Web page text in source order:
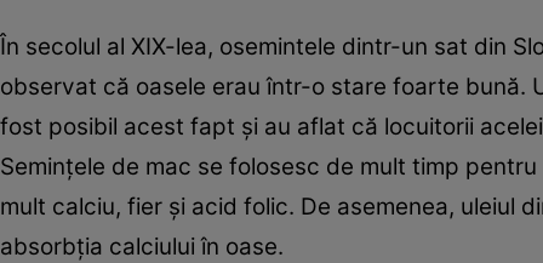
În secolul al XIX-lea, osemintele dintr-un sat din
observat că oasele erau într-o stare foarte bună.
fost posibil acest fapt şi au aflat că locuitorii
Seminţele de mac se folosesc de mult timp
mult calciu, fier şi acid folic. De asemenea, uleiul
absorbţia calciului în oase.